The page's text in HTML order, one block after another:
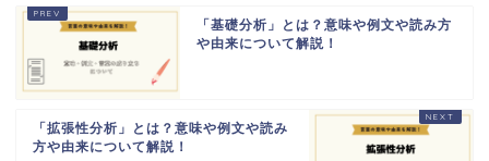
「基礎分析」とは？意味や例文や読み方
や由来について解説！
「拡張性分析」とは？意味や例文や読み
方や由来について解説！